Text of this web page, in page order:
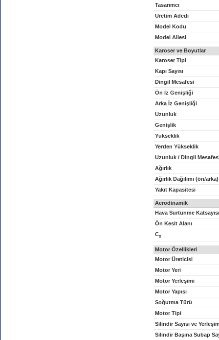
Tasarımcı
Üretim Adedi
Model Kodu
Model Ailesi
Karoser ve Boyutlar
Karoser Tipi
Kapı Sayısı
Dingil Mesafesi
Ön İz Genişliği
Arka İz Genişliği
Uzunluk
Genişlik
Yükseklik
Yerden Yükseklik
Uzunluk / Dingil
Ağırlık
Ağırlık Dağılımı (ön/arka)
Yakıt Kapasitesi
Aerodinamik
Hava Sürtünme Katsayısı
Ön Kesit Alanı
Cx
Motor Özellikleri
Motor Üreticisi
Motor Yeri
Motor Yerleşimi
Motor Yapısı
Soğutma Türü
Motor Tipi
Silindir Sayısı ve
Silindir Başına Subap